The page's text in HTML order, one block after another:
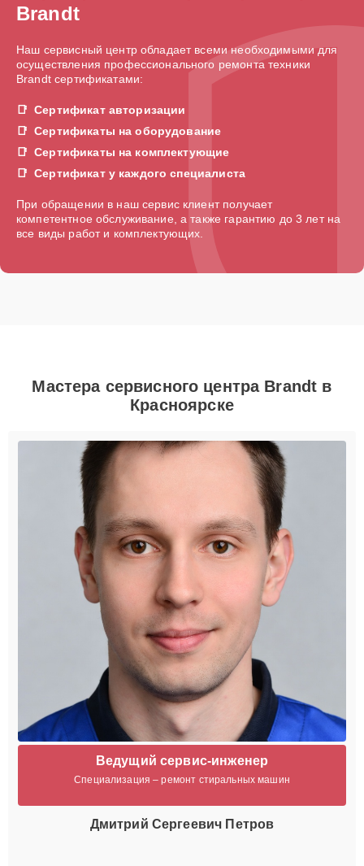
Brandt
Наш сервисный центр обладает всеми необходимыми для
осуществления профессионального ремонта техники
Brandt сертификатами:
Сертификат авторизации
Сертификаты на оборудование
Сертификаты на комплектующие
Сертификат у каждого специалиста
При обращении в наш сервис клиент получает
компетентное обслуживание, а также гарантию до 3 лет на
все виды работ и комплектующих.
Мастера сервисного центра Brandt в
Красноярске
Ведущий сервис-инженер
Специализация – ремонт стиральных машин
Дмитрий Сергеевич Петров